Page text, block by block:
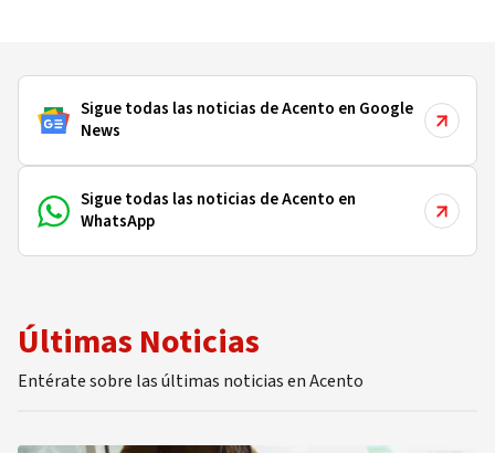
Sigue todas las noticias de Acento en Google
News
Sigue todas las noticias de Acento en
WhatsApp